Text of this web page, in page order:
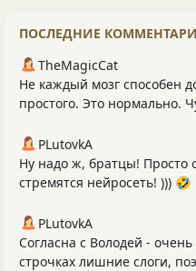
ПОСЛЕДНИЕ
TheMagicCat
Не каждый мозг способен
простого. Это нормально.
PLutоvkА
Ну надо ж, братцы! Просто
стремятся нейросеть! ))) 🤣
PLutоvkА
Согласна с Володей -
строчках лишние слоги,